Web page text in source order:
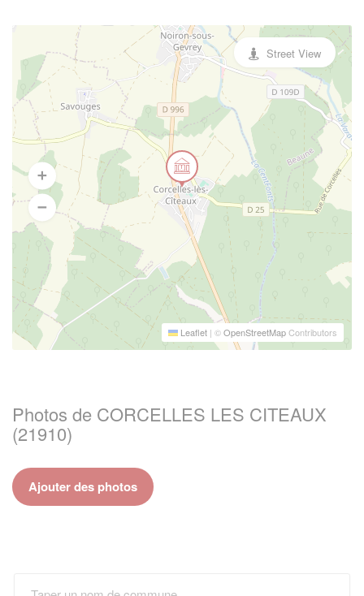
Leaflet | ©OpenStreetMapContributors
Street View
Photos de CORCELLES LES CITEAUX
(21910)
Ajouter des photos